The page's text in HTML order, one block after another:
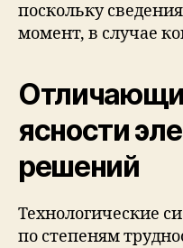
поскольку
момент, в случае
ясности
решений
Технологические
по степеням